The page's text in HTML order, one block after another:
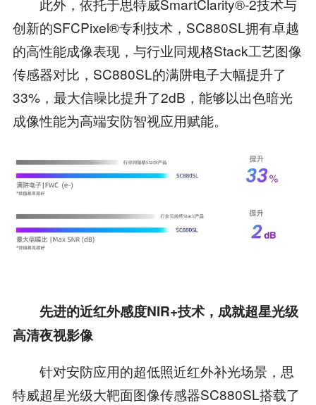
创新的SFCPixel®专利技术，SC880SL拥有卓越
的高性能成像表现，与行业同规格Stack工艺图像
传感器对比，SC880SL的满阱电子大幅提升了
33%，最大信噪比提升了2dB，能够以出色暗光
成像性能为高端安防智视应用赋能。
先进的近红外感度NIR+技术，成就超星光级
高清夜视影像
针对安防应用的超低照近红外补光场景，思
特威超星光级大靶面图像传感器SC880SL搭载了